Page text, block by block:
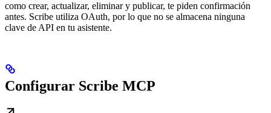
como crear, actualizar, eliminar y publicar, te piden confirmación
antes. Scribe utiliza OAuth, por lo que no se almacena ninguna
clave de API en tu asistente.
Configurar Scribe MCP